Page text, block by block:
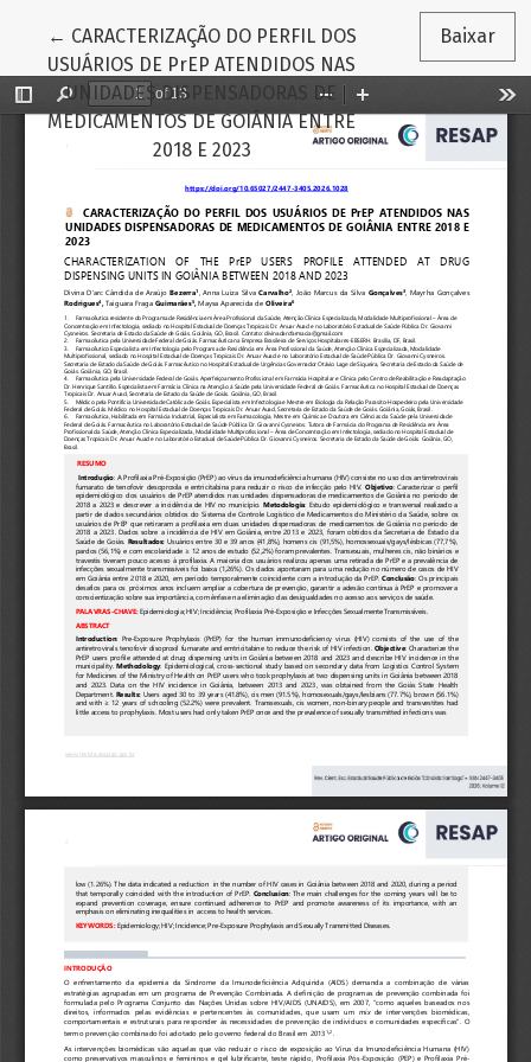
← Voltar aos Detalhes do Artigo
CARACTERIZAÇÃO DO PERFIL DOS
USUÁRIOS DE PrEP ATENDIDOS NAS
UNIDADES DISPENSADORAS DE
MEDICAMENTOS DE GOIÂNIA ENTRE
2018 E 2023
Baixar